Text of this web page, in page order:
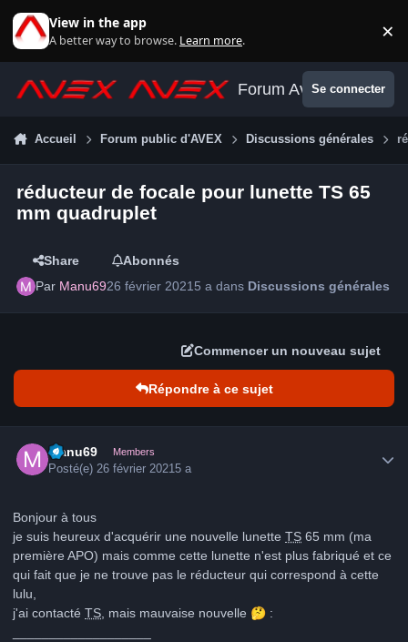
View in the app
A better way to browse. Learn more. ×
Forum AvexSe connecter
Accueil Forum public d'AVEX Discussions générales
réducteur de focale pour lunette TS 65
mm quadruplet
Share
Abonnés
Par Manu6926 février 2021 5 a dans Discussions générales
Commencer un nouveau sujet
Répondre à ce sujet
Manu69 Members
Posté(e) 26 février 20215 a
Bonjour à tous
je suis heureux d'acquérir une nouvelle lunette TS 65 mm (ma
première APO) mais comme cette lunette n'est plus fabriqué et ce
qui fait que je ne trouve pas le réducteur qui correspond à cette
lulu,
j'ai contacté TS , mais mauvaise nouvelle 🤔 :